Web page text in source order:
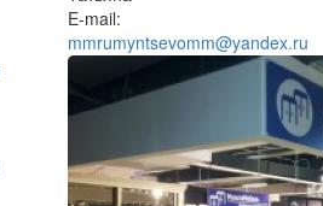
E-mail:
mmrumyntsevomm@yandex.ru